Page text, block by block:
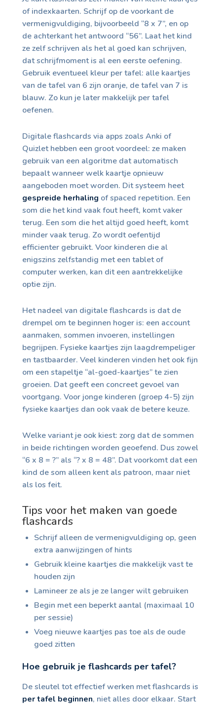
of indexkaarten. Schrijf op de voorkant de
vermenigvuldiging, bijvoorbeeld “8 x 7”, en op
de achterkant het antwoord “56”. Laat het kind
ze zelf schrijven als het al goed kan schrijven,
dat schrijfmoment is al een eerste oefening.
Gebruik eventueel kleur per tafel: alle kaartjes
van de tafel van 6 zijn oranje, de tafel van 7 is
blauw. Zo kun je later makkelijk per tafel
oefenen.
Digitale flashcards via apps zoals Anki of
Quizlet hebben een groot voordeel: ze maken
gebruik van een algoritme dat automatisch
bepaalt wanneer welk kaartje opnieuw
aangeboden moet worden. Dit systeem heet
gespreide herhaling of spaced repetition. Een
som die het kind vaak fout heeft, komt vaker
terug. Een som die het altijd goed heeft, komt
minder vaak terug. Zo wordt oefentijd
efficienter gebruikt. Voor kinderen die al
enigszins zelfstandig met een tablet of
computer werken, kan dit een aantrekkelijke
optie zijn.
Het nadeel van digitale flashcards is dat de
drempel om te beginnen hoger is: een account
aanmaken, sommen invoeren, instellingen
begrijpen. Fysieke kaartjes zijn laagdrempeliger
en tastbaarder. Veel kinderen vinden het ook fijn
om een stapeltje “al-goed-kaartjes” te zien
groeien. Dat geeft een concreet gevoel van
voortgang. Voor jonge kinderen (groep 4-5) zijn
fysieke kaartjes dan ook vaak de betere keuze.
Welke variant je ook kiest: zorg dat de sommen
in beide richtingen worden geoefend. Dus zowel
“6 x 8 = ?” als “? x 8 = 48”. Dat voorkomt dat een
kind de som alleen kent als patroon, maar niet
als los feit.
Tips voor het maken van goede
flashcards
Schrijf alleen de vermenigvuldiging op, geen
extra aanwijzingen of hints
Gebruik kleine kaartjes die makkelijk vast te
houden zijn
Lamineer ze als je ze langer wilt gebruiken
Begin met een beperkt aantal (maximaal 10
per sessie)
Voeg nieuwe kaartjes pas toe als de oude
goed zitten
Hoe gebruik je flashcards per tafel?
De sleutel tot effectief werken met flashcards is
per tafel beginnen, niet alles door elkaar. Start